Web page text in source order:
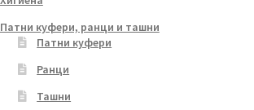
Патни куфери, ранци и ташни
Патни куфери
Ранци
Ташни